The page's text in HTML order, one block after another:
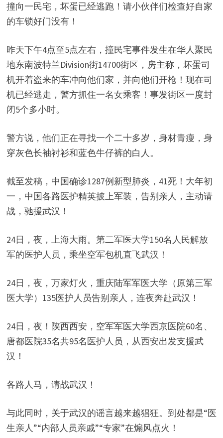
撞向一民宅，坏蛋已经逃跑！请小伙伴们检查好自家
的车锁好门没有！
昨天下午4点至5点左右，撞民宅事件发生在华人聚民
地东南波特兰Division街14700街区，房主称，坏蛋司
机开着盗来的车冲向他们家，并向他们开枪！现在司
机已经逃走，警方抓住一名女乘客！事发街区一度封
闭5个多小时。
警方说，他们正在寻找一个二十多岁，身材青瘦，身
穿灰色长袖衬衫和蓝色牛仔裤的白人。
截至发稿，中国确诊1287例新型肺炎，41死！大年初
一，中国各路医护精英披上军装，告别亲人，主动请
战，驰援武汉！
24日，夜，上海大雨。第二军医大学150名人民解放
军的医护人员，乘坐空军包机直飞武汉！
24日，夜，万家灯火，重庆陆军军医大学（原第三军
医大学）135医护人员告别亲人，连夜奔赴武汉！
24日，夜！陕西西安，空军军医大学西京医院60名、
唐都医院35名共95名医护人员，从西安出发支援武
汉！
各路人马，请战武汉！
与此同时，关于武汉的谣言越来越猖狂。到处都是“医
生亲人”“内部人员亲戚”“专家”在煽风点火！